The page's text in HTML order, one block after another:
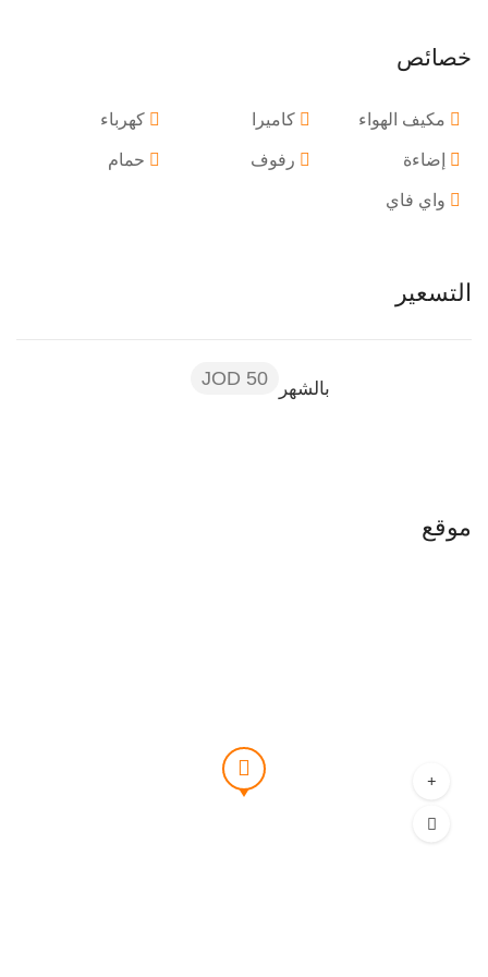
خصائص
مكيف الهواء كاميرا كهرباء
إضاءة رفوف حمام
واي فاي
التسعير
بالشهر 50 JOD
موقع